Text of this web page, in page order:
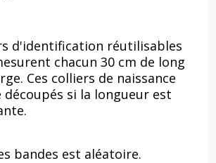
d'identification réutilisables
chacun 30 cm de long
Ces colliers de naissance
si la longueur est
bandes est aléatoire.